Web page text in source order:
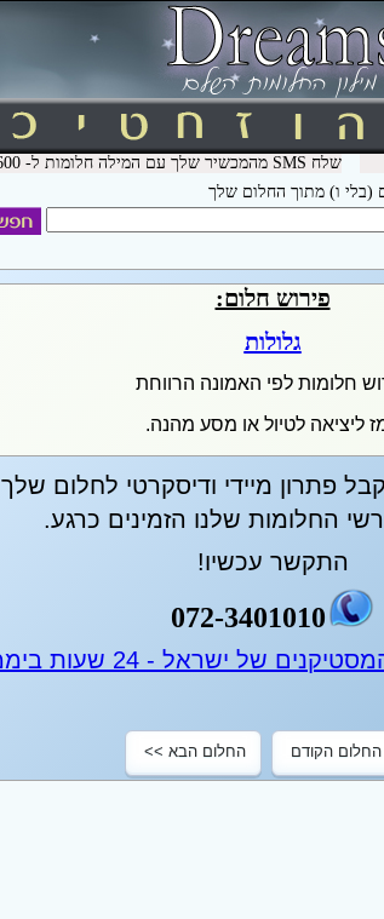
שלח SMS מהמכשיר שלך עם המילה חלומות ל- 3600 וקבל לינק לפירוש חלומות בסלולר
(בלי ו) מתוך החלום שלך
פירוש חלום:
גלולות
חלומות לפי האמונה הרווחת
ליציאה לטיול או מסע מהנה.
פתרון מיידי ודיסקרטי לחלום שלך
החלומות שלנו הזמינים כרגע.
התקשר עכשיו!
072-3401010
הקודם החלום הבא >>